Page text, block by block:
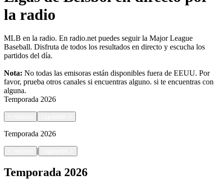
la radio
MLB en la radio. En radio.net puedes seguir la Major League
Baseball. Disfruta de todos los resultados en directo y escucha los
partidos del día.
Nota: No todas las emisoras están disponibles fuera de EEUU. Por
favor, prueba otros canales si encuentras alguno. si te encuentras con
alguna.
Temporada 2026
Temporada 2026
|
Temporada 2026